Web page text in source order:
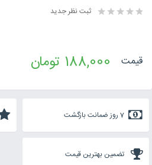
ثبت نظر جدید
قیمت 188,000 تومان
تضمین بهترین قیمت